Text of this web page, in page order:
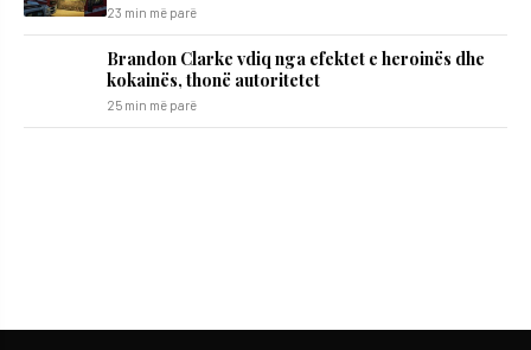
23 min më parë
Brandon Clarke vdiq nga efektet e heroinës dhe
kokainës, thonë autoritetet
25 min më parë